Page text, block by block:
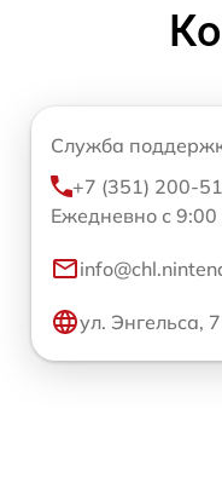
Служба
+7 (351) 200-
Ежедневно с
ул. Энгельса,